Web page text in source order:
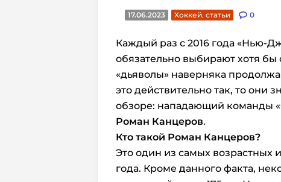
17.06.2023 Хоккей. статьи 0
Каждый раз с 2016 года «Нью-
обязательно выбирают хотя бы
«дьяволы» наверняка
это действительно так, то они
обзоре: нападающий команды
Роман Канцеров.
Кто такой Роман Канцеров?
Это один из самых возрастных
года. Кроме данного факта,